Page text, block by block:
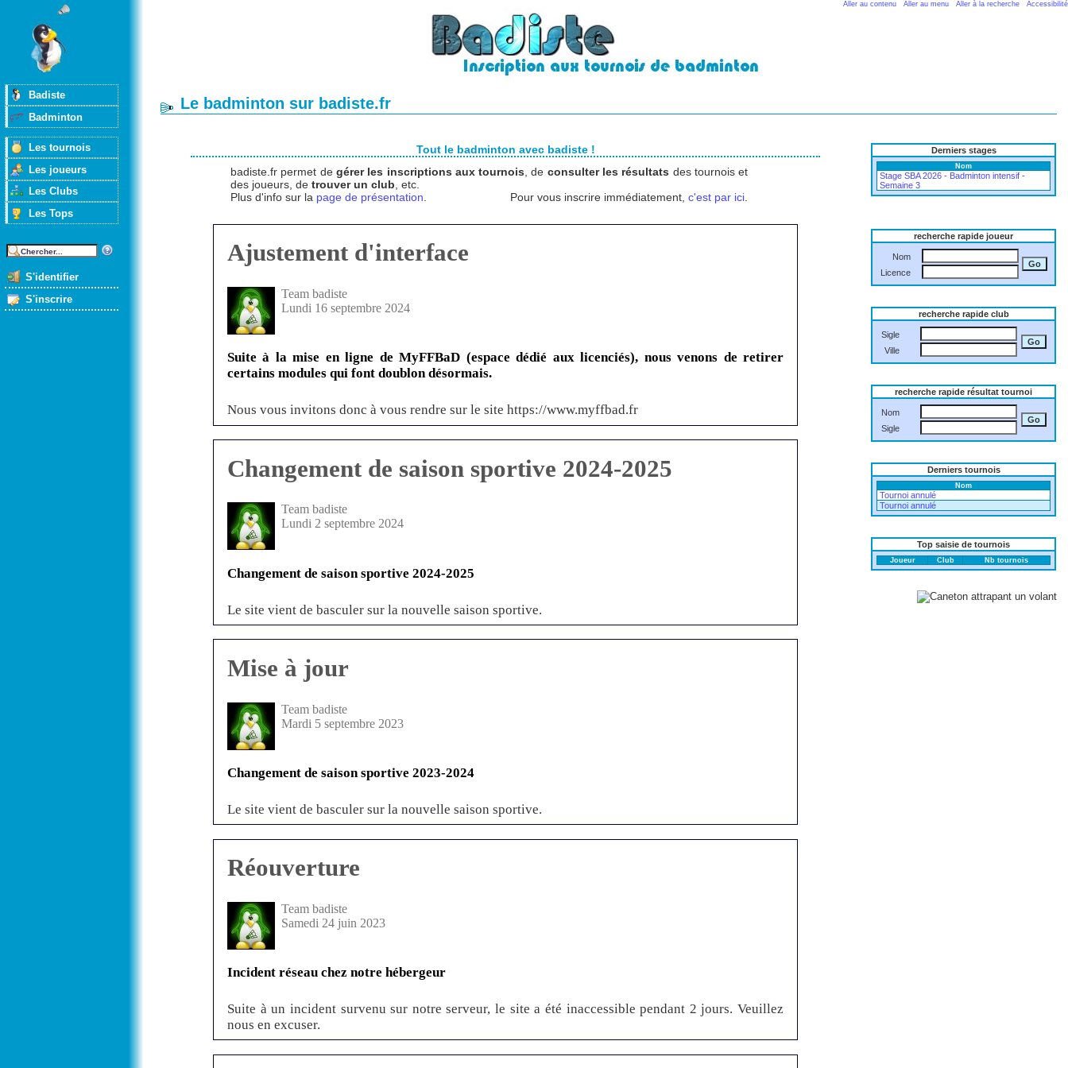
Aller au contenu Aller au menu Aller à la recherche Accessibilité
Badiste
Badminton
Les tournois
Les joueurs
Les Clubs
Les Tops
S'identifier
S'inscrire
Le badminton sur badiste.fr
Derniers stages
Nom
Stage SBA 2026 - Badminton intensif -
Semaine 3
recherche rapide joueur
Nom
Licence
recherche rapide club
Sigle
Ville
recherche rapide résultat tournoi
Nom
Sigle
Derniers tournois
Nom
Tournoi annulé
Tournoi annulé
Top saisie de tournois
Joueur Club Nb tournois
Tout le badminton avec badiste !
badiste.fr permet de gérer les inscriptions aux tournois , de consulter les résultats des tournois et
des joueurs, detrouver un club , etc.
Pour vous inscrire immédiatement,c'est par ici
Plus d'info sur la page de présentation
Ajustement d'interface
Team badiste
Lundi 16 septembre 2024
Suite à la mise en ligne de MyFFBaD (espace dédié aux licenciés), nous venons de retirer
certains modules qui font doublon désormais.
Nous vous invitons donc à vous rendre sur le site https://www.myffbad.fr
Changement de saison sportive 2024-2025
Team badiste
Lundi 2 septembre 2024
Changement de saison sportive 2024-2025
Le site vient de basculer sur la nouvelle saison sportive.
Mise à jour
Team badiste
Mardi 5 septembre 2023
Changement de saison sportive 2023-2024
Le site vient de basculer sur la nouvelle saison sportive.
Réouverture
Team badiste
Samedi 24 juin 2023
Incident réseau chez notre hébergeur
Suite à un incident survenu sur notre serveur, le site a été inaccessible pendant 2 jours. Veuillez
nous en excuser.